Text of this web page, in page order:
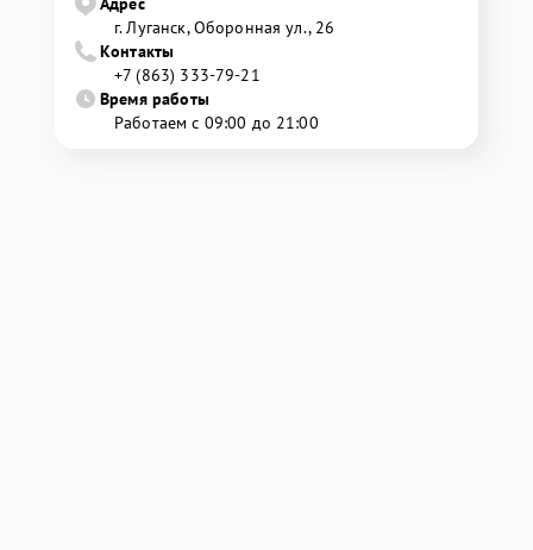
г. Луганск, Оборонная ул., 26
Контакты
+7 (863) 333-79-21
Время работы
Работаем с 09:00 до 21:00